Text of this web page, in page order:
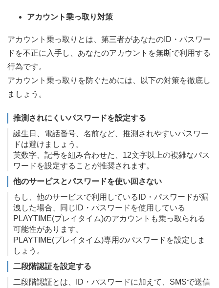
アカウント乗っ取り対策
アカウント乗っ取りとは、第三者があなたのID・パスワー
ドを不正に入手し、あなたのアカウントを無断で利用する
行為です。
アカウント乗っ取りを防ぐためには、以下の対策を徹底し
ましょう。
推測されにくいパスワードを設定する
誕生日、電話番号、名前など、推測されやすいパスワー
ドは避けましょう。
英数字、記号を組み合わせた、12文字以上の複雑なパス
ワードを設定することが推奨されます。
他のサービスとパスワードを使い回さない
もし、他のサービスで利用しているID・パスワードが漏
洩した場合、同じID・パスワードを使用している
PLAYTIME(プレイタイム)のアカウントも乗っ取られる
可能性があります。
PLAYTIME(プレイタイム)専用のパスワードを設定しま
しょう。
二段階認証を設定する
二段階認証とは、ID・パスワードに加えて、SMSで送信